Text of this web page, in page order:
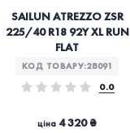
SAILUN ATREZZO ZSR
225/40 R18 92Y XL RUN
FLAT
КОД ТОВАРУ:28091
0.0
ціна 4 320 ₴